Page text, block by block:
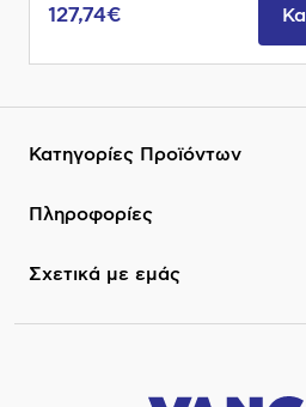
127,74€
Κατηγορίες Προϊόντων
Πληροφορίες
Σχετικά με εμάς